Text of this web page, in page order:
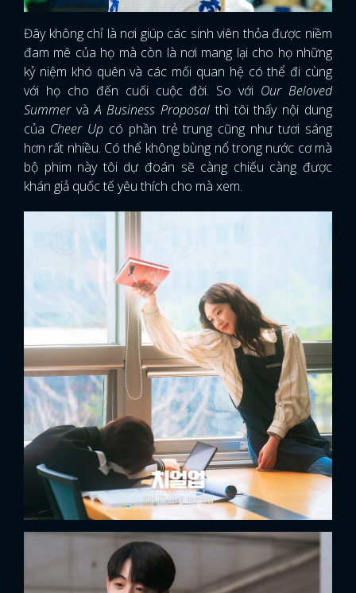
FACEBOOK GOOGLE
Đây không chỉ là nơi giúp các sinh viên thỏa được niềm
đam mê của họ mà còn là nơi mang lại cho họ những
kỷ niệm khó quên và các mối quan hệ có thể đi cùng
với họ cho đến cuối cuộc đời. So với Our Beloved
SummervàA Business Proposal thì tôi thấy nội dung
của Cheer Upcó phần trẻ trung cũng như tươi sáng
hơn rất nhiều. Có thể không bùng nổ trong nước cơ mà
bộ phim này tôi dự đoán sẽ càng chiếu càng được
khán giả quốc tế yêu thích cho mà xem.